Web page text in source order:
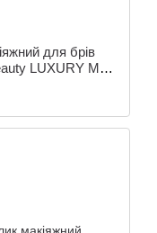
для брів
LUXURY MA-